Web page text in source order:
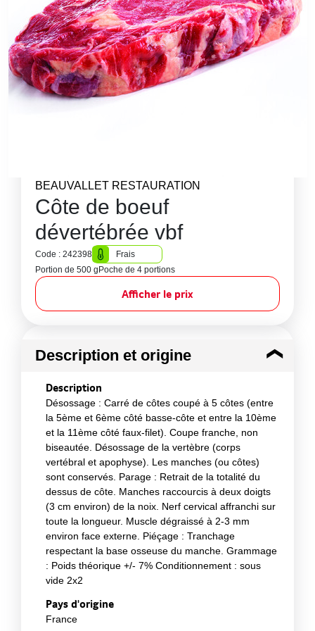
BEAUVALLET RESTAURATION
Côte de boeuf
dévertébrée vbf
Code : 242398
Frais
Portion de 500 g Poche de 4 portions
Afficher le prix
Description et origine
Description
Désossage : Carré de côtes coupé à 5 côtes (entre
la 5ème et 6ème côté basse-côte et entre la 10ème
et la 11ème côté faux-filet). Coupe franche, non
biseautée. Désossage de la vertèbre (corps
vertébral et apophyse). Les manches (ou côtes)
sont conservés. Parage : Retrait de la totalité du
dessus de côte. Manches raccourcis à deux doigts
(3 cm environ) de la noix. Nerf cervical affranchi sur
toute la longueur. Muscle dégraissé à 2-3 mm
environ face externe. Piéçage : Tranchage
respectant la base osseuse du manche. Grammage
: Poids théorique +/- 7% Conditionnement : sous
vide 2x2
Pays d'origine
France